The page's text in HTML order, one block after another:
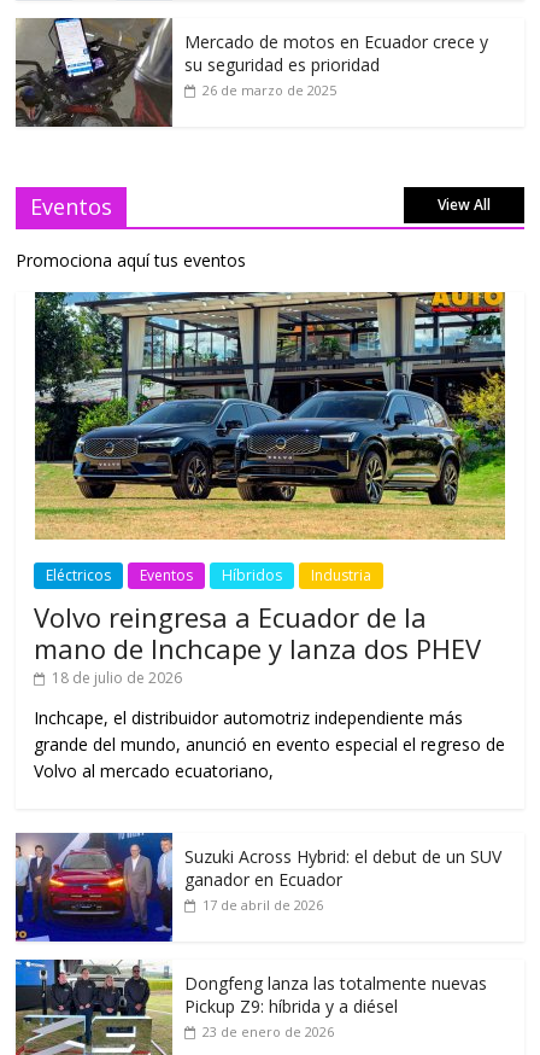
Mercado de motos en Ecuador crece y
su seguridad es prioridad
26 de marzo de 2025
Eventos View All
Promociona aquí tus eventos
Eléctricos Eventos Híbridos Industria
Volvo reingresa a Ecuador de la
mano de Inchcape y lanza dos PHEV
18 de julio de 2026
Inchcape, el distribuidor automotriz independiente más
grande del mundo, anunció en evento especial el regreso de
Volvo al mercado ecuatoriano,
Suzuki Across Hybrid: el debut de un SUV
ganador en Ecuador
17 de abril de 2026
Dongfeng lanza las totalmente nuevas
Pickup Z9: híbrida y a diésel
23 de enero de 2026